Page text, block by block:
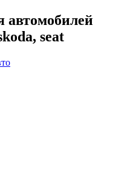
автомобилей
seat